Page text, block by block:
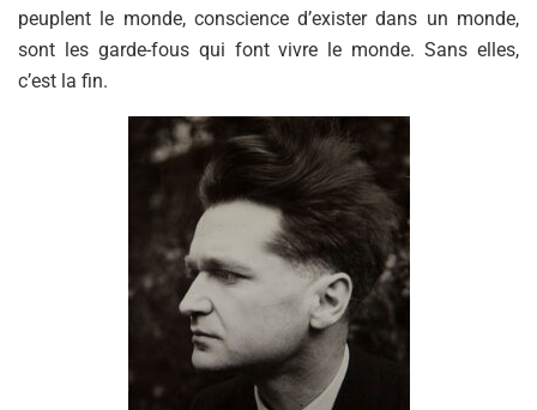
peuplent le monde, conscience d’exister dans un monde,
sont les garde-fous qui font vivre le monde. Sans elles,
c’est la fin.